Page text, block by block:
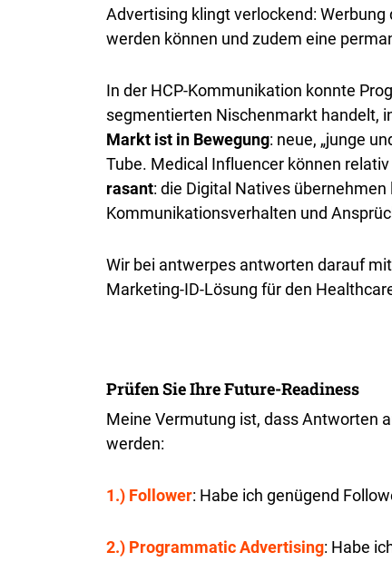
Advertising klingt verlockend:
werden können und zudem eine
In der HCP-Kommunikation konnte
segmentierten Nischenmarkt handelt,
Markt ist in Bewegung: neue, „junge
Tube. Medical Influencer können
rasant: die Digital Natives
Kommunikationsverhalten und
Wir bei antwerpes antworten darauf
Marketing-ID-Lösung für den
Prüfen Sie Ihre Future-Readiness
Meine Vermutung ist, dass Antworten
werden:
1.) Follower: Habe ich genügend
2.) Programmatic Advertising: Habe